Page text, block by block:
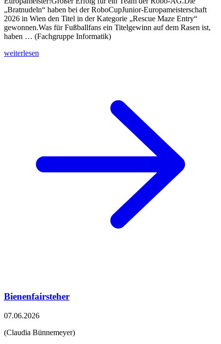
„Bratnudeln“ haben bei der RoboCupJunior-Europameisterschaft
2026 in Wien den Titel in der Kategorie „Rescue Maze Entry“
gewonnen.Was für Fußballfans ein Titelgewinn auf dem Rasen ist,
haben … (Fachgruppe Informatik)
weiterlesen
Bienenfairsteher
07.06.2026
(Claudia Bünnemeyer)